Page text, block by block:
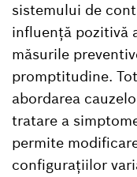
sistemului de
influență pozitivă
măsurile
promptitudine.
abordarea
tratare a
permite
configurațiilor